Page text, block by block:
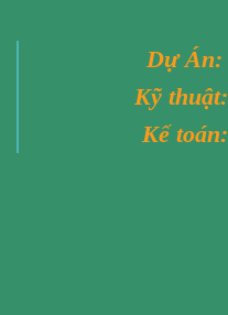
Dự Án:
Kỹ thuật:
Kế toán: